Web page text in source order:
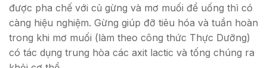
được pha chế với củ gừng và mơ muối để uống thì có
càng hiệu nghiệm. Gừng giúp đỡ tiêu hóa và tuần hoàn
trong khi mơ muối (làm theo công thức Thực Dưỡng)
có tác dụng trung hòa các axit lactic và tống chúng ra